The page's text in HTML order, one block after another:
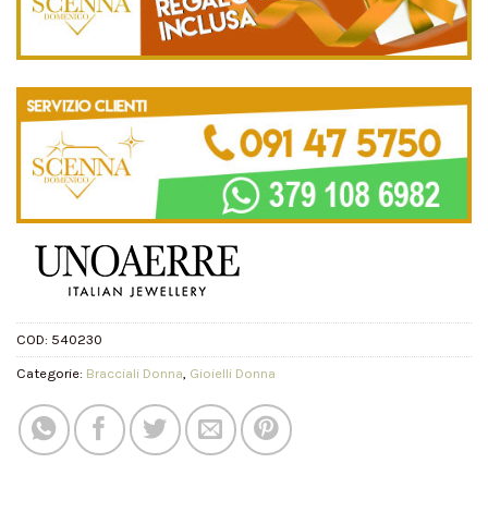
COD: 540230
Categorie: Bracciali Donna, Gioielli Donna